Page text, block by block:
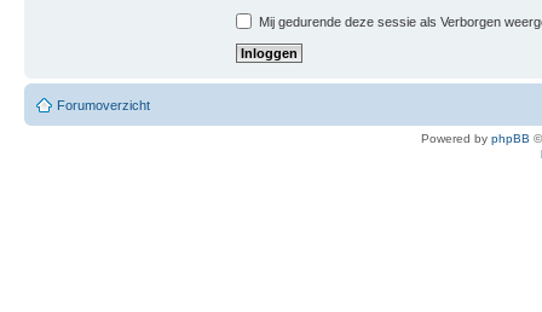
Mij gedurende deze sessie als Verborgen
Forumoverzicht
Powered by phpBB